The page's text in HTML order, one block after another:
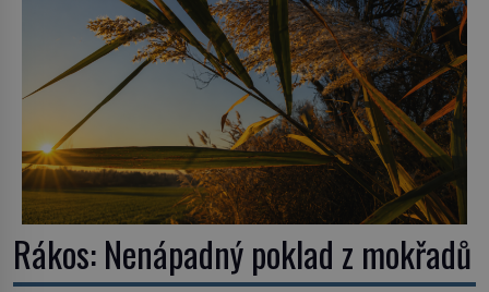
Rákos: Nenápadný poklad z mokřadů